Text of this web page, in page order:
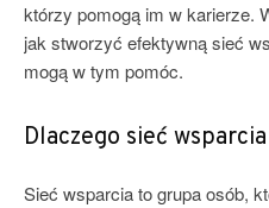
którzy pomogą im w karierze.
jak stworzyć efektywną sieć
mogą w tym pomóc.
Dlaczego sieć
Sieć wsparcia to grupa osób,